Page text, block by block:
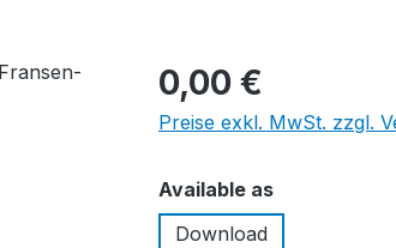
0,00 €
Preise exkl. MwSt. zzgl.
Available asauswählen
Download